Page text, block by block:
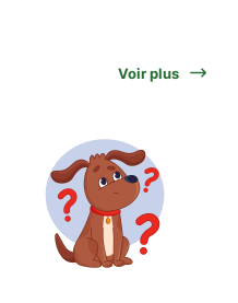
Voir plus